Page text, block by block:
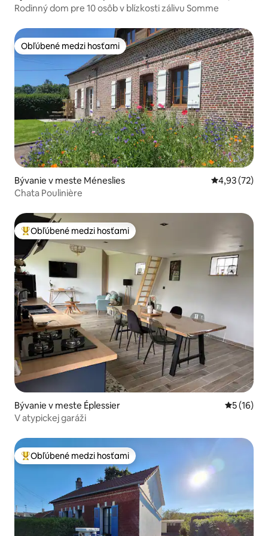
Rodinný dom pre 10 osôb v blízkosti zálivu Somme
Obľúbené medzi hosťami
Obľúbené medzi hosťami
Bývanie v meste Méneslies Priemerné
4,93 (72)
Chata Poulinière
Najobľúbenejšie medzi hosťami
Obľúbené medzi hosťami
Bývanie v meste Éplessier
5 (16)
V atypickej garáži
Najobľúbenejšie medzi hosťami
Obľúbené medzi hosťami